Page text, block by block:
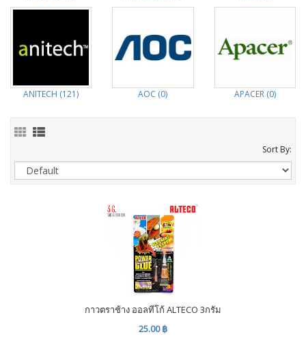
ANITECH (121) AOC (0) APACER (0)
Sort By:
กาวตราช้าง ออลทีโก้ ALTECO 3กรัม
25.00 ฿